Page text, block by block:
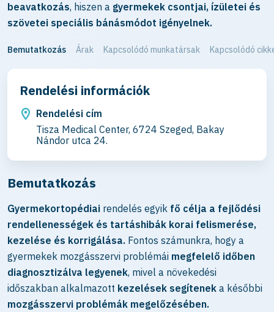
beavatkozás, hiszen a gyermekek csontjai, ízületei és
szövetei speciális bánásmódot igényelnek.
Bemutatkozás Árak Kapcsolódó munkatársak Kapcsolódó
Rendelési információk
Rendelési cím
Tisza Medical Center, 6724 Szeged, Bakay
Nándor utca 24.
Bemutatkozás
Gyermekortopédiai rendelés egyik fő célja a fejlődési
rendellenességek és tartáshibák korai felismerése,
kezelése és korrigálása. Fontos számunkra, hogy a
gyermekek mozgásszervi problémái megfelelő időben
diagnosztizálva legyenek, mivel a növekedési
időszakban alkalmazott kezelések segítenek a későbbi
mozgásszervi problémák megelőzésében.